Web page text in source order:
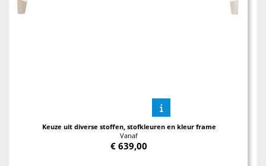
Keuze uit diverse stoffen, stofkleuren en kleur frame
Vanaf
€ 639,00